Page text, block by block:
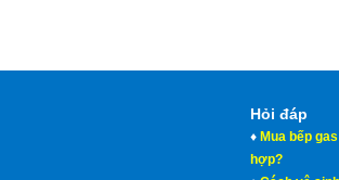
Hỏi đáp
♦Mua bếp
hợp?